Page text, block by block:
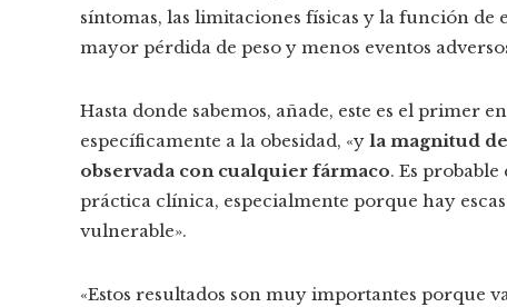
síntomas, las limitaciones físicas y la función
mayor pérdida de peso y menos eventos
Hasta donde sabemos, añade, este es el primer
específicamente a la obesidad, «y la magnitud
observada con cualquier fármaco. Es
práctica clínica, especialmente porque hay
vulnerable».
«Estos resultados son muy importantes porque